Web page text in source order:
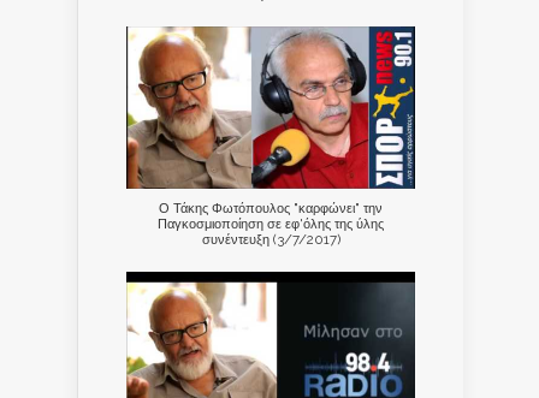
Ο Τάκης Φωτόπουλος "καρφώνει" την
Παγκοσμιοποίηση σε εφ'όλης της ύλης
συνέντευξη (3/7/2017)